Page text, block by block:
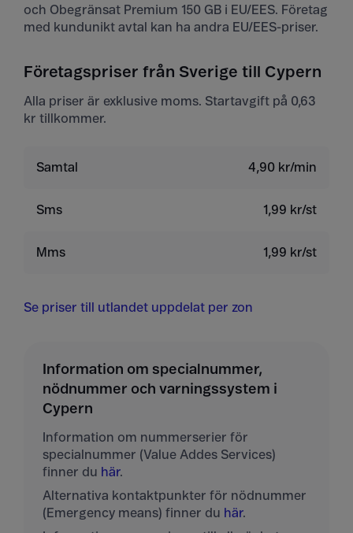
och Obegränsat Premium 150 GB i EU/EES. Företag
med kundunikt avtal kan ha andra EU/EES-priser.
Företagspriser från Sverige till Cypern
Alla priser är exklusive moms. Startavgift på 0,63
kr tillkommer.
Samtal 4,90 kr/min
Sms 1,99 kr/st
Mms 1,99 kr/st
Se priser till utlandet uppdelat per zon
Information om specialnummer,
nödnummer och varningssystem i
Cypern
Information om nummerserier för
specialnummer (Value Addes Services)
finner du här.
Alternativa kontaktpunkter för nödnummer
(Emergency means) finner du här.